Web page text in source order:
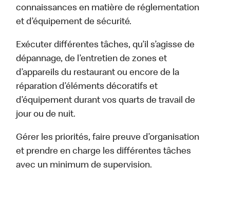
connaissances en matière de réglementation
et d’équipement de sécurité.
Exécuter différentes tâches, qu’il s’agisse de
dépannage, de l’entretien de zones et
d’appareils du restaurant ou encore de la
réparation d’éléments décoratifs et
d’équipement durant vos quarts de travail de
jour ou de nuit.
Gérer les priorités, faire preuve d’organisation
et prendre en charge les différentes tâches
avec un minimum de supervision.